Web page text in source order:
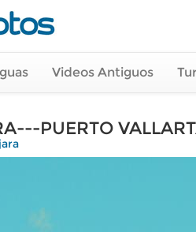
Videos Antiguos
PUERTO